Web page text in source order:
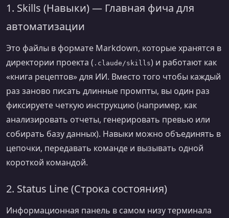
1. Skills (Навыки) — Главная фича для
автоматизации
Это файлы в формате Markdown, которые хранятся в
директории проекта ( .claude/skills) и работают как
«книга рецептов» для ИИ. Вместо того чтобы каждый
раз заново писать длинные промпты, вы один раз
фиксируете четкую инструкцию (например, как
анализировать отчеты, генерировать превью или
собирать базу данных). Навыки можно объединять в
цепочки, передавать команде и вызывать одной
короткой командой.
2. Status Line (Строка состояния)
Информационная панель в самом низу терминала